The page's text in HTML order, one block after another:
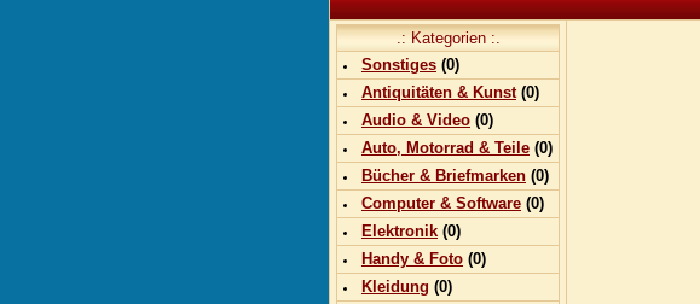
.: Kategorien :.
Sonstiges (0)
Antiquitäten & Kunst(0)
Audio & Video (0)
Auto, Motorrad & Teile (0)
Bücher & Briefmarken (0)
Computer & Software (0)
Elektronik (0)
Handy & Foto (0)
Kleidung (0)